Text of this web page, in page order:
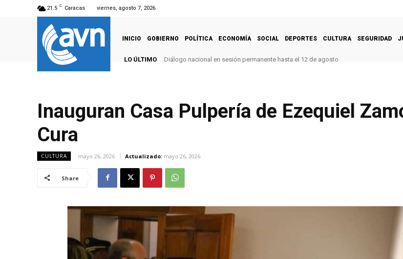
21.5 C Caracas viernes, agosto 7, 2026
INICIO GOBIERNO POLÍTICA ECONOMÍA SOCIAL DEPORTES CULTURA SEGURIDAD
LO ÚLTIMO Diálogo nacional en sesión permanente hasta el 12 de agosto
Inauguran Casa Pulpería de Ezequiel
Cura
CULTURA mayo 26, 2026 Actualizado: mayo 26, 2026
Share